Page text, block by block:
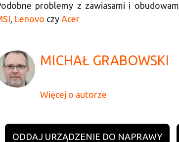
problemy z zawiasami i
, Lenovo czy Acer
MICHAŁ GRABOWSKI
Więcej o autorze
ODDAJ URZĄDZENIE DO NAPRAWY